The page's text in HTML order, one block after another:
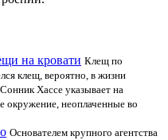
на кровати Клещ по
клещ, вероятно, в жизни
Хассе указывает на
окружение, неоплаченные во
Основателем крупного агентства